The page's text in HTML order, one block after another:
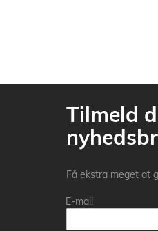
Tilmeld
Få ekstra meget at
E-mail